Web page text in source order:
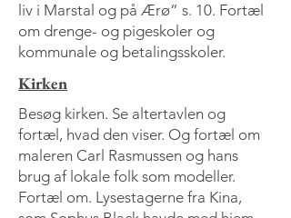
liv i Marstal og på Ærø” s. 10. Fortæl
om drenge- og pigeskoler og
kommunale og betalingsskoler.
Kirken
Besøg kirken. Se altertavlen og
fortæl, hvad den viser. Og fortæl om
maleren Carl Rasmussen og hans
brug af lokale folk som modeller.
Fortæl om. Lysestagerne fra Kina,